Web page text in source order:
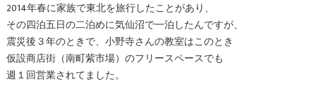
2014年春に家族で東北を旅行したことがあり、
その四泊五日の二泊めに気仙沼で一泊したんですが、
震災後３年のときで、小野寺さんの教室はこのとき
仮設商店街（南町紫市場）のフリースペースでも
週１回営業されてました。